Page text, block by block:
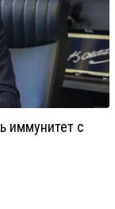
иммунитет с